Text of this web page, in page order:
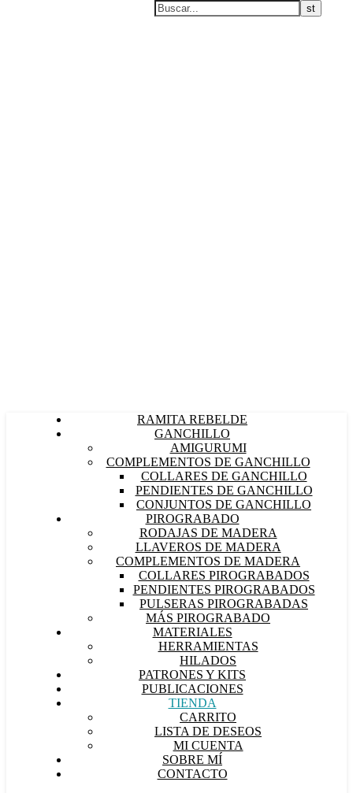
RAMITA REBELDE
GANCHILLO
AMIGURUMI
COMPLEMENTOS DE GANCHILLO
COLLARES DE GANCHILLO
PENDIENTES DE GANCHILLO
CONJUNTOS DE GANCHILLO
PIROGRABADO
RODAJAS DE MADERA
LLAVEROS DE MADERA
COMPLEMENTOS DE MADERA
COLLARES PIROGRABADOS
PENDIENTES PIROGRABADOS
PULSERAS PIROGRABADAS
MÁS PIROGRABADO
MATERIALES
HERRAMIENTAS
HILADOS
PATRONES Y KITS
PUBLICACIONES
TIENDA
CARRITO
LISTA DE DESEOS
MI CUENTA
SOBRE MÍ
CONTACTO